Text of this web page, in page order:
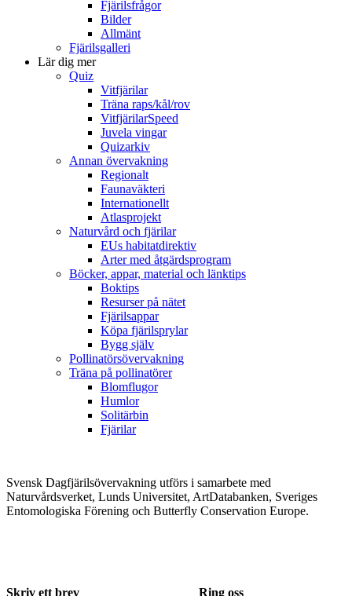
Fjärilsfrågor
Bilder
Allmänt
Fjärilsgalleri
Lär dig mer
Quiz
Vitfjärilar
Träna raps/kål/rov
VitfjärilarSpeed
Juvela vingar
Quizarkiv
Annan övervakning
Regionalt
Faunaväkteri
Internationellt
Atlasprojekt
Naturvård och fjärilar
EUs habitatdirektiv
Arter med åtgärdsprogram
Böcker, appar, material och länktips
Boktips
Resurser på nätet
Fjärilsappar
Köpa fjärilsprylar
Bygg själv
Pollinatörsövervakning
Träna på pollinatörer
Blomflugor
Humlor
Solitärbin
Fjärilar
Svensk Dagfjärilsövervakning utförs i samarbete med
Naturvårdsverket, Lunds Universitet, ArtDatabanken, Sveriges
Entomologiska Förening och Butterfly Conservation Europe.
Skriv ett brev Ring oss